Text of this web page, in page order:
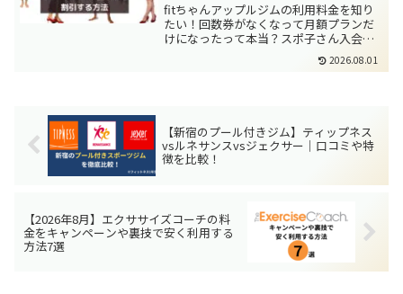
fitちゃんアップルジムの利用料金を知り
たい！回数券がなくなって月額プランだ
けになったって本当？スポ子さん入会金
が安くなるキャンペーンってやってない
かな？このような疑問に答えるべく、今
2026.08.01
【新宿のプール付きジム】ティップネス
vsルネサンスvsジェクサー｜口コミや特
徴を比較！
【2026年8月】エクササイズコーチの料
金をキャンペーンや裏技で安く利用する
方法7選